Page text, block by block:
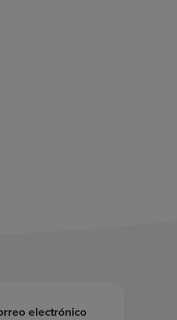
electrónico